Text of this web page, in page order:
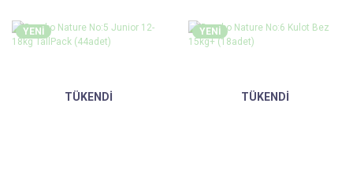
YENİ
TÜKENDİ
YENİ
TÜKENDİ